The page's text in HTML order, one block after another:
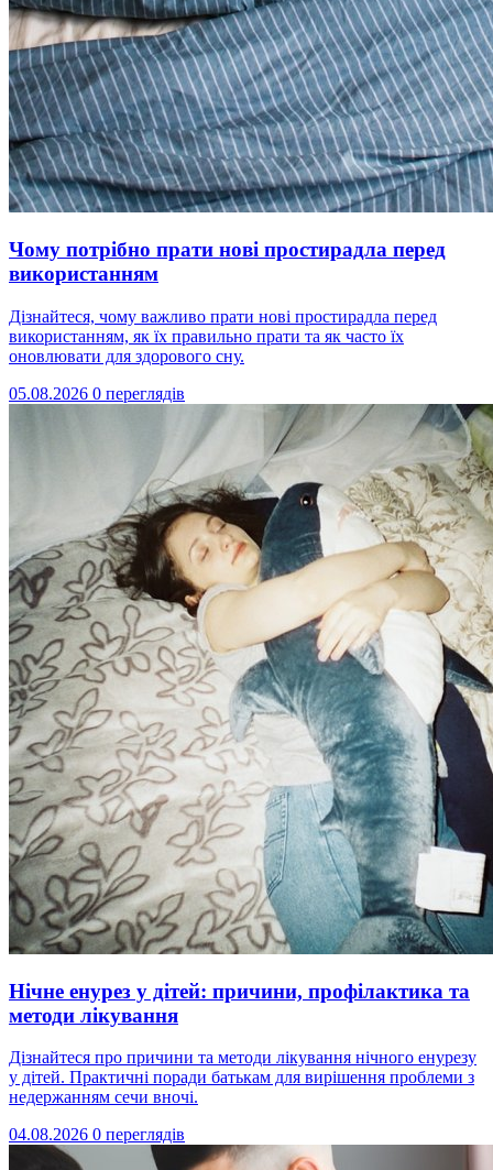
Чому потрібно прати нові простирадла перед
використанням
Дізнайтеся, чому важливо прати нові простирадла перед
використанням, як їх правильно прати та як часто їх
оновлювати для здорового сну.
05.08.2026 0 переглядів
Нічне енурез у дітей: причини, профілактика та
методи лікування
Дізнайтеся про причини та методи лікування нічного енурезу
у дітей. Практичні поради батькам для вирішення проблеми з
недержанням сечи вночі.
04.08.2026 0 переглядів